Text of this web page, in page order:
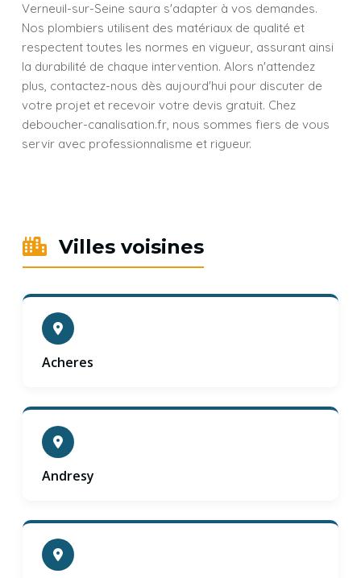
Verneuil-sur-Seine saura s'adapter à vos demandes.
Nos plombiers utilisent des matériaux de qualité et
respectent toutes les normes en vigueur, assurant ainsi
la durabilité de chaque intervention. Alors n'attendez
plus, contactez-nous dès aujourd'hui pour discuter de
votre projet et recevoir votre devis gratuit. Chez
deboucher-canalisation.fr, nous sommes fiers de vous
servir avec professionnalisme et rigueur.
Villes voisines
Acheres
Andresy